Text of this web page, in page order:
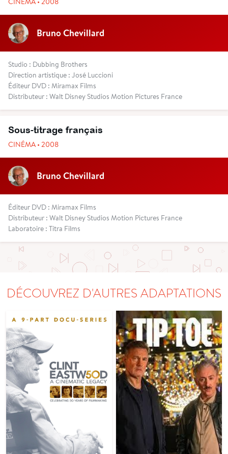
Bruno Chevillard
Studio : Dubbing Brothers
Direction artistique : José Luccioni
Éditeur DVD : Miramax Films
Distributeur : Walt Disney Studios Motion Pictures France
Sous-titrage français
CINÉMA • 2008
Bruno Chevillard
Éditeur DVD : Miramax Films
Distributeur : Walt Disney Studios Motion Pictures France
Laboratoire : Titra Films
DÉCOUVREZ D'AUTRES ADAPTATIONS